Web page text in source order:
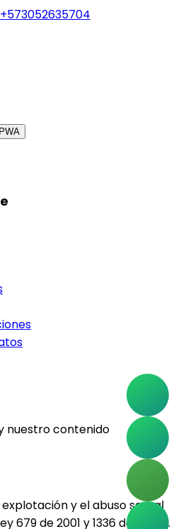
nuestro contenido
y el abuso sexual
679 de 2001 y 1336 de 2009).